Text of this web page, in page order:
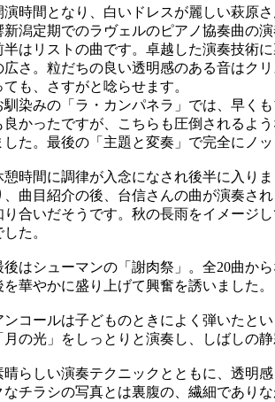
時間となり、白いドレスが麗しい萩原
新潟定期でのラヴェルのピアノ協奏曲の
はリストの曲です。卓越した演奏技術
広さ。粒だちの良い透明感のある音はク
ても、さすがと唸らせます。
染みの「ラ・カンパネラ」では、早く
良かったですが、こちらも圧倒されるよ
した。最後の「主題と変奏」で完全にノ
時間に調律が入念になされ後半に入り
、曲目紹介の後、台信さんの曲が演奏さ
り合いだそうです。秋の長雨をイメージ
した。
はシューマンの「謝肉祭」。全20曲か
を華やかに盛り上げて興奮を誘いました。
コールは子どものときによく弾いたと
月の光」をしっとりと演奏し、しばしの
らしい演奏テクニックとともに、透明
なチラシの写真とは裏腹の、繊細であり